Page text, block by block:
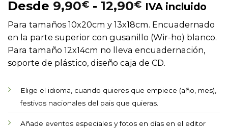
Desde 9,90€ - 12,90€Rango
precios:
desde
9,90€
hasta
IVA incluido
Para tamaños 10x20cm y 13x18cm. Encuadernado
en la parte superior con gusanillo (Wir-ho) blanco.
Para tamaño 12x14cm no lleva encuadernación,
soporte de plástico, diseño caja de CD.
Elige el idioma, cuando quieres que empiece (año, mes),
festivos nacionales del pais que quieras.
Añade eventos especiales y fotos en días en el editor